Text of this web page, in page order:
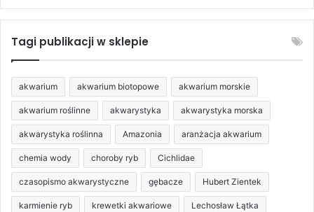
od
15,90 zł
Tagi publikacji w sklepie
akwarium akwarium biotopowe akwarium morskie
akwarium roślinne akwarystyka akwarystyka morska
akwarystyka roślinna Amazonia aranżacja akwarium
chemia wody choroby ryb Cichlidae
czasopismo akwarystyczne gębacze Hubert Zientek
karmienie ryb krewetki akwariowe Lechosław Łątka